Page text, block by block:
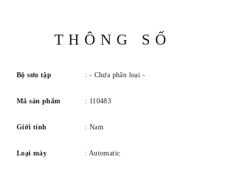
năng chống nước đến 50 mét.
THÔNG SỐ
Bộ sưu tập : - Chưa phân loại -
Mã sản phẩm : 110483
Giới tính : Nam
Loại máy : Automatic